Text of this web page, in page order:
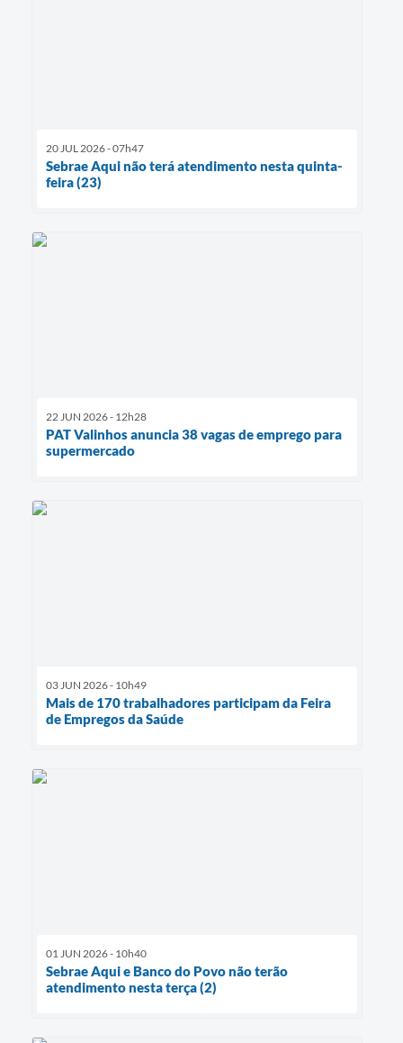
20 JUL 2026 - 07h47
Sebrae Aqui não terá atendimento nesta quinta-
feira (23)
22 JUN 2026 - 12h28
PAT Valinhos anuncia 38 vagas de emprego para
supermercado
03 JUN 2026 - 10h49
Mais de 170 trabalhadores participam da Feira
de Empregos da Saúde
01 JUN 2026 - 10h40
Sebrae Aqui e Banco do Povo não terão
atendimento nesta terça (2)